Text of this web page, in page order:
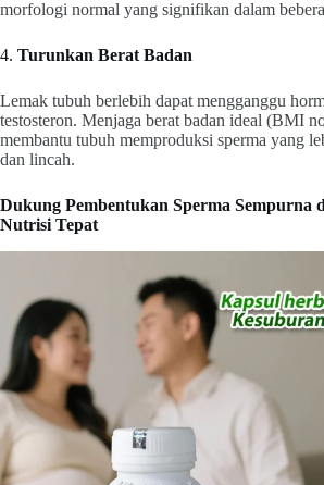
morfologi normal yang signifikan dalam
4. Turunkan Berat Badan
Lemak tubuh berlebih dapat mengganggu
testosteron. Menjaga berat badan ideal (BMI
membantu tubuh memproduksi sperma yang
dan lincah.
Dukung Pembentukan Sperma Sempurna
Nutrisi Tepat